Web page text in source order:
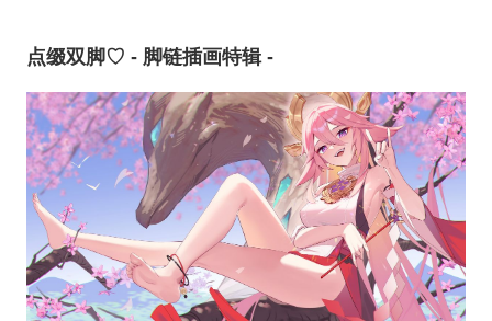
点缀双脚♡ - 脚链插画特辑 -